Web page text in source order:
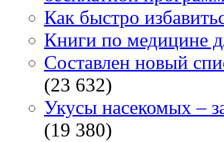
Как быстро
Книги по медицине
Составлен новый
(23 632)
Укусы насекомых –
(19 380)